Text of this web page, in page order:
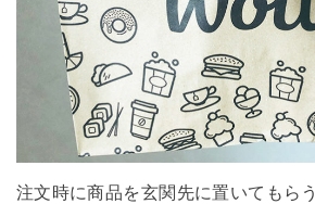
注文時に商品を玄関先に置いてもらう